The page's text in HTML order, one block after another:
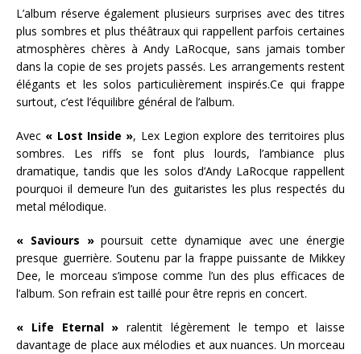
L’album réserve également plusieurs surprises avec des titres
plus sombres et plus théâtraux qui rappellent parfois certaines
atmosphères chères à Andy LaRocque, sans jamais tomber
dans la copie de ses projets passés. Les arrangements restent
élégants et les solos particulièrement inspirés.Ce qui frappe
surtout, c’est l’équilibre général de l’album.
Avec « Lost Inside », Lex Legion explore des territoires plus
sombres. Les riffs se font plus lourds, l’ambiance plus
dramatique, tandis que les solos d’Andy LaRocque rappellent
pourquoi il demeure l’un des guitaristes les plus respectés du
metal mélodique.
« Saviours »poursuit cette dynamique avec une énergie
presque guerrière. Soutenu par la frappe puissante de Mikkey
Dee, le morceau s’impose comme l’un des plus efficaces de
l’album. Son refrain est taillé pour être repris en concert.
« Life Eternal » ralentit légèrement le tempo et laisse
davantage de place aux mélodies et aux nuances. Un morceau